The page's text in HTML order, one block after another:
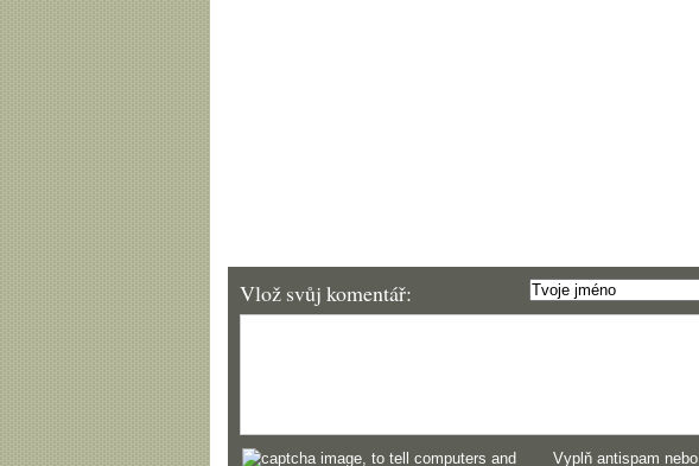
Vlož svůj komentář:
Vyplň antispam nebo